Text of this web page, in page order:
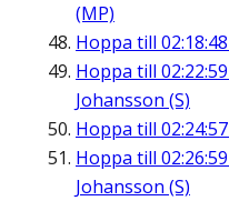
(MP)
Hoppa till 02:18:48
Hoppa till 02:22:59
Johansson (S)
Hoppa till 02:24:57
Hoppa till 02:26:59
Johansson (S)